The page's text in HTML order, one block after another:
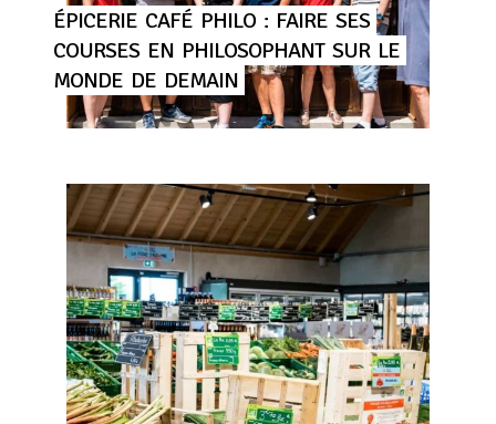
ÉPICERIE CAFÉ PHILO : FAIRE SES
COURSES EN PHILOSOPHANT SUR LE
MONDE DE DEMAIN